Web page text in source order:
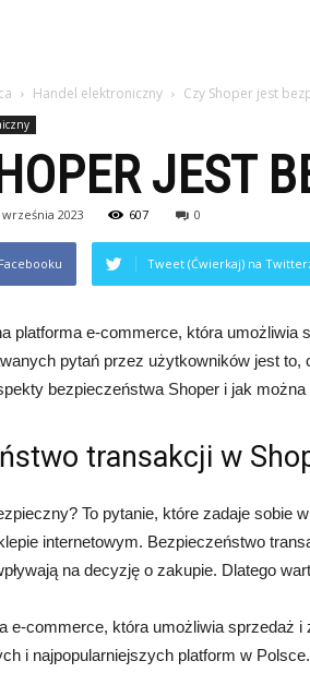
Handel elektroniczny Czy Shoper jest
JEST
września 2023 607 0
Tweet (Ćwierkaj) na
platforma e-commerce, która umożliwia
pytań przez użytkowników jest
bezpieczeństwa Shoper i jak
transakcji w
To pytanie, które zadaje sobie
internetowym. Bezpieczeństwo
na decyzję o zakupie. Dlatego
e-commerce, która umożliwia sprzedaż
i najpopularniejszych platform w